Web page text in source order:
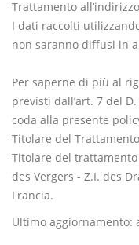
Trattamento
I dati raccolti
non saranno diffusi in
Per saperne di più al
previsti dall’art. 7 del
coda alla presente
Titolare del
Titolare del trattamento
des Vergers - Z.I. des
Francia.
Ultimo aggiornamento: